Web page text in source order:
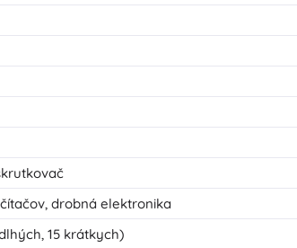
drobná elektronika
15 krátkych)